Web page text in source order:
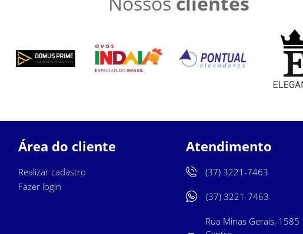
Área do cliente
Realizar cadastro
Fazer login
Atendimento
(37) 3221-7463
(37) 3221-7463
Rua Minas Gerais, 1585